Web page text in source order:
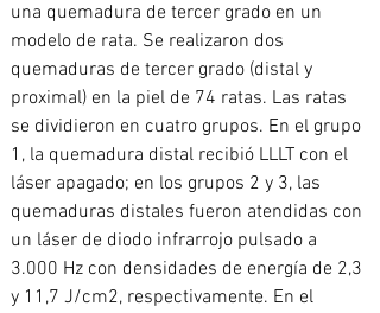
una quemadura de tercer grado en un
modelo de rata. Se realizaron dos
quemaduras de tercer grado (distal y
proximal) en la piel de 74 ratas. Las ratas
se dividieron en cuatro grupos. En el grupo
1, la quemadura distal recibió LLLT con el
láser apagado; en los grupos 2 y 3, las
quemaduras distales fueron atendidas con
un láser de diodo infrarrojo pulsado a
3.000 Hz con densidades de energía de 2,3
y 11,7 J/cm2, respectivamente. En el